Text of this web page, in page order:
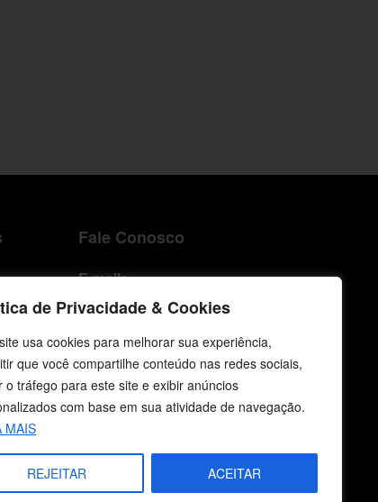
de Privacidade & Cookies
usa cookies para melhorar sua experiência,
que você compartilhe conteúdo nas redes sociais,
o tráfego para este site e exibir anúncios
com base em sua atividade de navegação.
MAIS
REJEITAR ACEITAR
Fale Conosco
E-mails
vendas@cebi.org.br
WhatsApp / Vendas
+55 (51) 99734-4518
WhatsApp / Comunicação